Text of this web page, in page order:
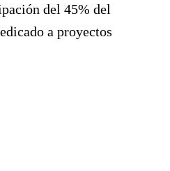
del 45% del
a proyectos